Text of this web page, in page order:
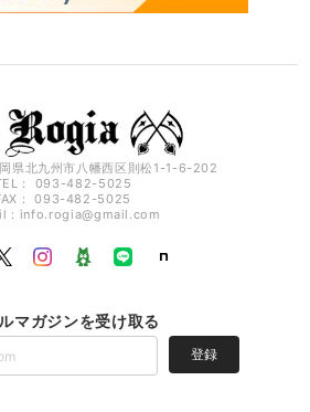
県北九州市八幡西区則松1-1-6-202
： 093-482-5025
： 093-482-5025
info.rogia@gmail.com
マガジンを受け取る
登録